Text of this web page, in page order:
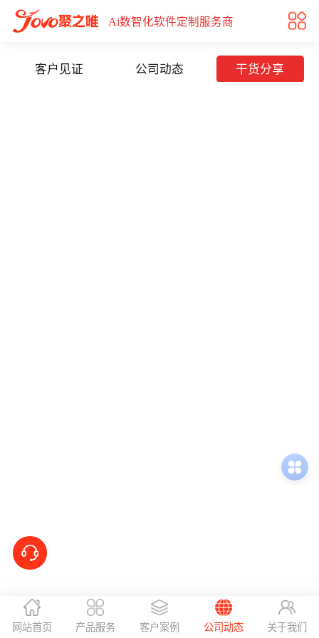
干货分享
Ai数智化软件定制服务商
客户见证 公司动态 干货分享
网站首页 产品服务 客户案例 公司动态 关于我们